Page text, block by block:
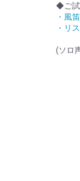
◆ご試
・風
・リ
(ソロ